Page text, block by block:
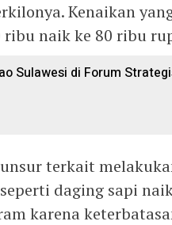
Kenaikan
naik ke 80 ribu
Sulawesi di Forum
terkait
daging sapi
karena